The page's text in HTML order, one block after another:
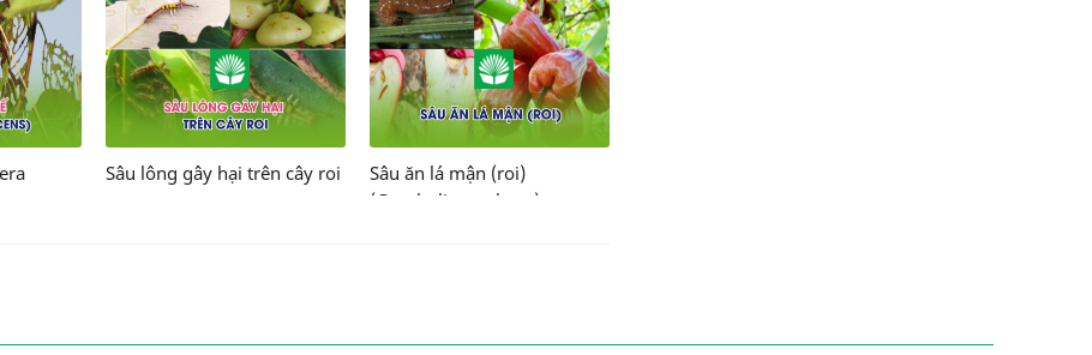
Sâu lông gây hại trên cây roi
Sâu ăn lá mận (roi)
(Grapholita molesta)